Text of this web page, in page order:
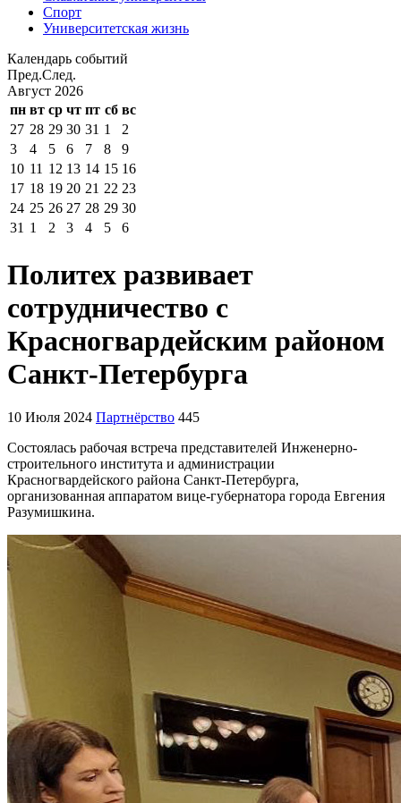
Спорт
Университетская жизнь
Календарь событий
Пред.След.
Август 2026
пн вт ср чт пт сб вс
27 28 29 30 31 1
2
3
4 5 6 7 8
9
10 11 12 13 14 15 16
17 18 19 20 21 22 23
24 25 26 27 28 29 30
31 1 2 3 4 5 6
Политех развивает
сотрудничество с
Красногвардейским районом
Санкт-Петербурга
10 Июля 2024 Партнёрство 445
Состоялась рабочая встреча представителей Инженерно-
строительного института и администрации
Красногвардейского района Санкт-Петербурга,
организованная аппаратом вице-губернатора города Евгения
Разумишкина.